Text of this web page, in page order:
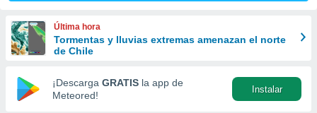
y
forma
digital
basada
Última hora
Tormentas y lluvias extremas amenazan el norte
de Chile
¡Descarga GRATIS la app de
Meteored!
Instalar